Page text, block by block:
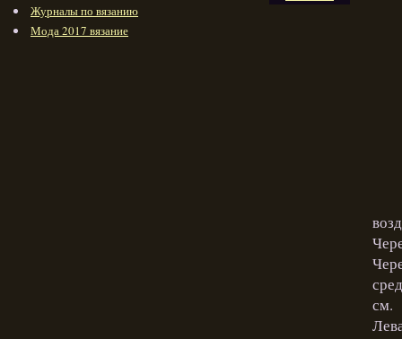
см.
Журналы по вязанию
Мода 2017 вязание